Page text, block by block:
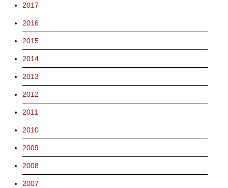
2017
2016
2015
2014
2013
2012
2011
2010
2009
2008
2007